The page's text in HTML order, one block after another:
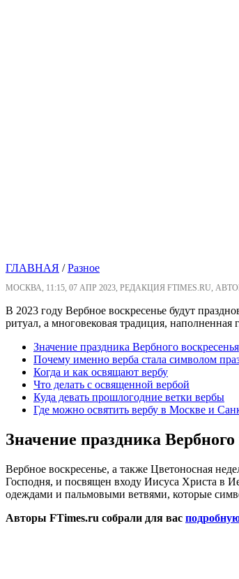
ГЛАВНАЯ /Разное
МОСКВА, 11:15, 07 АПР 2023, РЕДАКЦИЯ FTIMES.RU,
В 2023 году Вербное воскресенье будут
ритуал, а многовековая традиция,
Значение праздника Вербного воскресенья
Почему именно верба стала символом
Когда и как освящают вербу
Что делать с освященной вербой
Куда девать прошлогодние ветки вербы
Где можно освятить вербу в Москве и
Значение праздника Вербного
Вербное воскресенье, а также Цветоносная
Господня, и посвящен входу Иисуса Христа в
одеждами и пальмовыми ветвями, которые
Авторы FTimes.ru собрали для вас